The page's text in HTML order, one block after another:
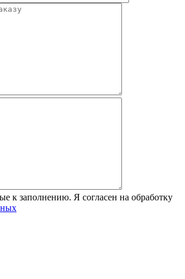
к заполнению. Я согласен на обработку